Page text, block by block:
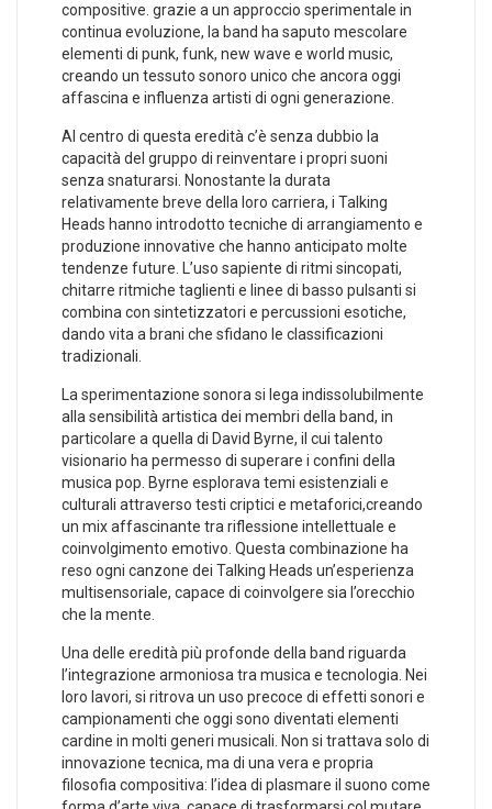
compositive. grazie a un approccio sperimentale ⁤in
continua evoluzione, la band‌ ha saputo mescolare
elementi di punk, funk, new wave e world music,
creando un tessuto sonoro unico che ancora oggi
affascina e influenza artisti di ogni generazione.
Al centro di questa eredità c’è senza dubbio la
capacità del gruppo di reinventare i propri suoni
senza snaturarsi. Nonostante la durata
relativamente breve della loro carriera, i Talking
Heads hanno introdotto tecniche di arrangiamento e
⁣produzione innovative che hanno anticipato molte
tendenze future. L’uso sapiente di ritmi sincopati,
chitarre ritmiche taglienti e linee di basso pulsanti ‌si
combina con sintetizzatori e percussioni esotiche,
dando vita a‍ brani che sfidano le classificazioni
tradizionali.
La sperimentazione sonora si lega indissolubilmente
alla sensibilità artistica dei membri della band, in
particolare a quella​ di David‌ Byrne, il ‍cui talento
visionario‍ ha permesso di superare i confini⁢ della
musica pop. Byrne esplorava temi esistenziali e
culturali attraverso testi criptici e metaforici,creando
un mix affascinante tra riflessione intellettuale e
coinvolgimento emotivo. Questa combinazione ha
reso ogni canzone dei Talking Heads un’esperienza
multisensoriale, capace di coinvolgere sia l’orecchio
che la mente.
Una delle eredità più profonde della band riguarda
⁢l’integrazione armoniosa tra musica ⁤e tecnologia. Nei
loro lavori, si ritrova un uso precoce di effetti sonori e
campionamenti che oggi sono diventati elementi
cardine in molti generi musicali. Non si trattava solo ⁣di
innovazione tecnica, ma di una vera e propria
filosofia compositiva:⁤ l’idea di plasmare il suono come